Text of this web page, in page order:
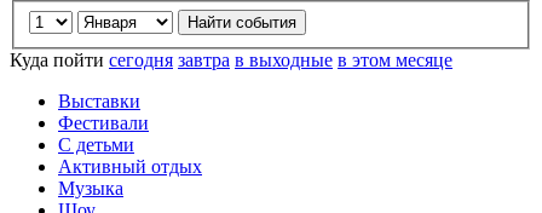
Куда пойти сегодня завтра в выходные в этом месяце
Выставки
Фестивали
С детьми
Активный отдых
Музыка